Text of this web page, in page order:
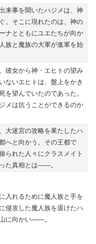
来事を聞いたハジメは、神
。そこに現れたのは、神の
ナとともにユエたちが向か
族と魔族の大軍が進軍を始
彼女から神・エヒトの望み
ないエヒトは、盤上をかき
を望んでいたのであった。
メは抗うことができるのか
大迷宮の攻略を果たしたハ
へと向かう。その王都で
られた人々にクラスメイト
た真相とは――。
入れるために魔人族と手を
侵攻した魔人族を退けたハ
に向かい――。